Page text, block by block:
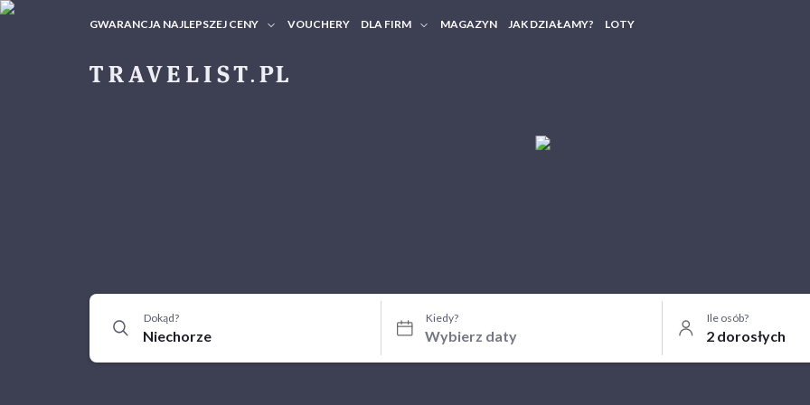
GWARANCJA NAJLEPSZEJ CENY VOUCHERY DLA FIRM MAGAZYN JAK DZIAŁAMY? LOTY
Dokąd? Kiedy? Ile osób?